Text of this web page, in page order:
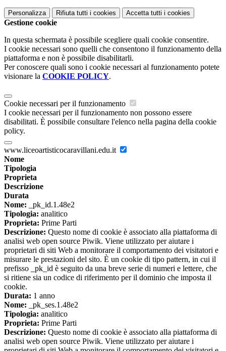
Personalizza Rifiuta tutti i cookies Accetta tutti i cookies
Gestione cookie
In questa schermata è possibile scegliere quali cookie consentire.
I cookie necessari sono quelli che consentono il funzionamento della
piattaforma e non è possibile disabilitarli.
Per conoscere quali sono i cookie necessari al funzionamento potete
visionare la COOKIE POLICY.
Cookie necessari per il funzionamento
I cookie necessari per il funzionamento non possono essere
disabilitati. È possibile consultare l'elenco nella pagina della cookie
policy.
www.liceoartisticocaravillani.edu.it
Nome
Tipologia
Proprieta
Descrizione
Durata
Nome: _pk_id.1.48e2
Tipologia: analitico
Proprieta: Prime Parti
Descrizione: Questo nome di cookie è associato alla piattaforma di
analisi web open source Piwik. Viene utilizzato per aiutare i
proprietari di siti Web a monitorare il comportamento dei visitatori e
misurare le prestazioni del sito. È un cookie di tipo pattern, in cui il
prefisso _pk_id è seguito da una breve serie di numeri e lettere, che
si ritiene sia un codice di riferimento per il dominio che imposta il
cookie.
Durata: 1 anno
Nome: _pk_ses.1.48e2
Tipologia: analitico
Proprieta: Prime Parti
Descrizione: Questo nome di cookie è associato alla piattaforma di
analisi web open source Piwik. Viene utilizzato per aiutare i